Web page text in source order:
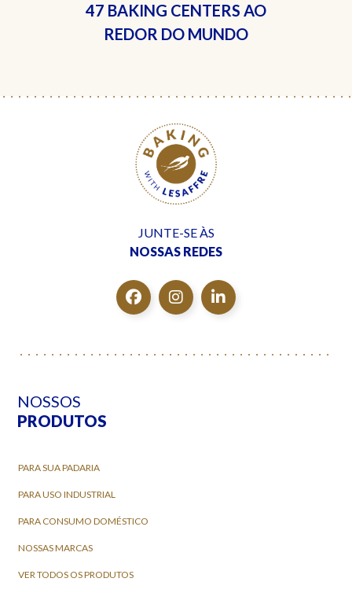
47 BAKING CENTERS AO
REDOR DO MUNDO
JUNTE-SE ÀS
NOSSAS REDES
NOSSOS
PRODUTOS
PARA SUA PADARIA
PARA USO INDUSTRIAL
PARA CONSUMO DOMÉSTICO
NOSSAS MARCAS
VER TODOS OS PRODUTOS